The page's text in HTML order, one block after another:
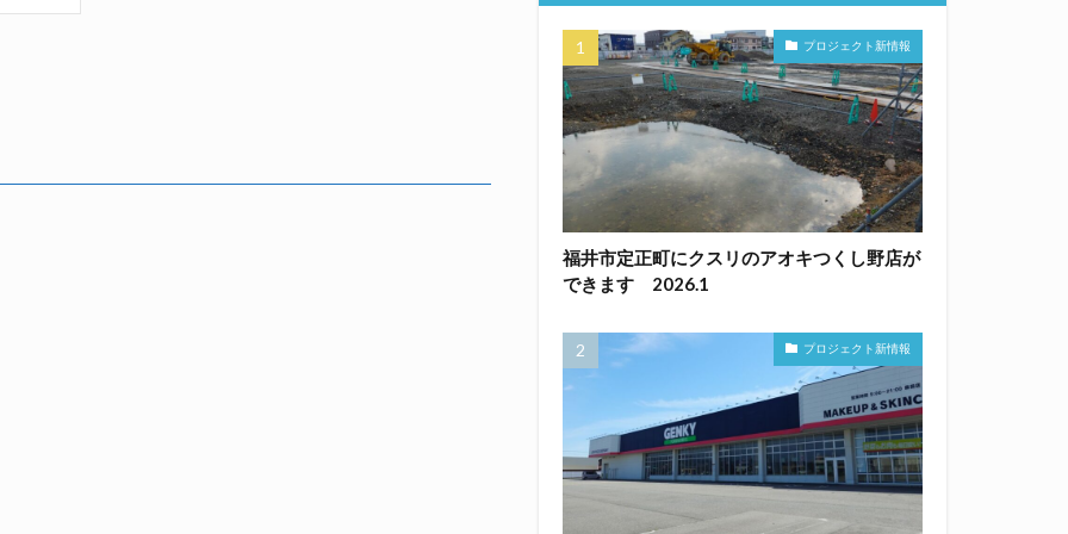
プロジェクト新情報
福井市定正町にクスリのアオキつくし野店が
できます 2026.1
プロジェクト新情報